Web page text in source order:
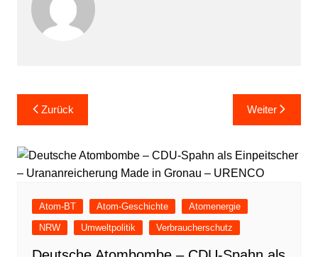
Beitragsnavigation
Zurück Weiter
Atom-BT Atom-Geschichte
Atomenergie
NRW
Umweltpolitik Verbraucherschutz